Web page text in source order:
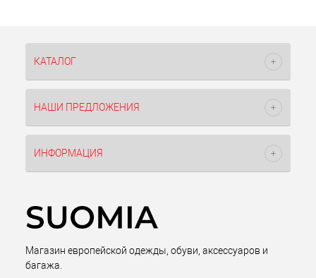
КАТАЛОГ
НАШИ ПРЕДЛОЖЕНИЯ
ИНФОРМАЦИЯ
Магазин европейской одежды, обуви, аксессуаров и
багажа.